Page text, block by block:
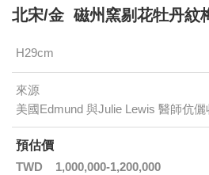
北宋/金 磁州窯剔花牡丹紋
H29cm
來源
美國Edmund 與Julie Lewis 醫師伉儷
預估價
TWD
1,000,000-1,200,000